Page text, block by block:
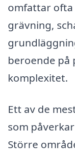
omfattar ofta
grävning,
beroende på
komplexitet.
Ett av de
som
Större